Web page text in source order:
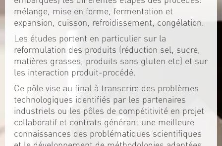
mélange, mise en forme, fermentation et
expansion, cuisson, refroidissement, congélation.
Les études portent en particulier sur la
reformulation des produits (réduction sel, sucre,
matières grasses, produits sans gluten etc) et sur
les interaction produit-procédé.
Ce pôle vise au final à transcrire des problèmes
technologiques identifiés par les partenaires
industriels ou les pôles de compétitivité en projet
collaboratif et contrats générant une meilleure
connaissances des problématiques scientifiques